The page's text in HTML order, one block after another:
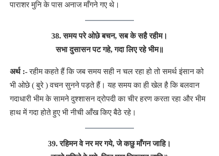
पाराशर मुनि के पास अनाज माँगने गए थे।
38.समय परे ओछे बचन, सब के सहै रहीम।
सभा दुसासन पट गहे, गदा लिए रहे भीम॥
अर्थ :-रहीम कहते हैं कि जब समय सही न चल रहा हो तो समर्थ इंसान को
भी ओछे ( बुरे ) वचन सुनने पड़ते हैं। यह समय का ही खेल है कि बलवान
गदाधारी भीम के सामने दुश्शासन द्रोपदी का चीर हरण करता रहा और भीम
हाथ में गदा होते हुए भी नीची आँख किए बैठे रहे।
39. रहिमन वे नर मर गये, जे कछु माँगन जाहि।